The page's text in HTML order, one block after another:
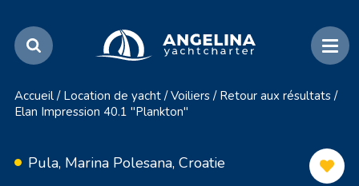
Accueil / Location de yacht / Voiliers / Retour aux résultats /
Elan Impression 40.1 "Plankton"
Pula, Marina Polesana, Croatie